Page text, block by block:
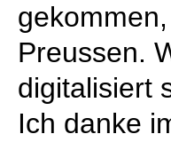
Preussen.
digitalisiert
Ich danke